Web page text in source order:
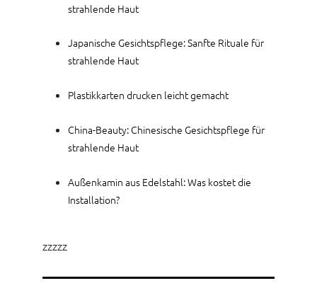
strahlende Haut
Japanische Gesichtspflege: Sanfte Rituale für
strahlende Haut
Plastikkarten drucken leicht gemacht
China-Beauty: Chinesische Gesichtspflege für
strahlende Haut
Außenkamin aus Edelstahl: Was kostet die
Installation?
zzzzz